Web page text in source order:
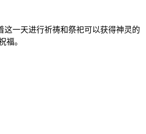
这一天进行祈祷和祭祀可以获得神灵的
福。